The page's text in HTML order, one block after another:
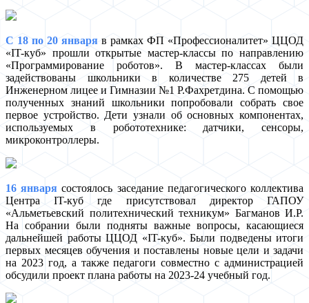
С 18 по 20 января в рамках ФП «Профессионалитет» ЦЦОД
«IT-куб» прошли открытые мастер-классы по направлению
«Программирование роботов». В мастер-классах были
задействованы школьники в количестве 275 детей в
Инженерном лицее и Гимназии №1 Р.Фахретдина. С помощью
полученных знаний школьники попробовали собрать свое
первое устройство. Дети узнали об основных компонентах,
используемых в робототехнике: датчики, сенсоры,
микроконтроллеры.
16 января состоялось заседание педагогического коллектива
Центра IT-куб где присутствовал директор ГАПОУ
«Альметьевский политехнический техникум» Багманов И.Р.
На собрании были подняты важные вопросы, касающиеся
дальнейшей работы ЦЦОД «IT-куб». Были подведены итоги
первых месяцев обучения и поставлены новые цели и задачи
на 2023 год, а также педагоги совместно с администрацией
обсудили проект плана работы на 2023-24 учебный год.